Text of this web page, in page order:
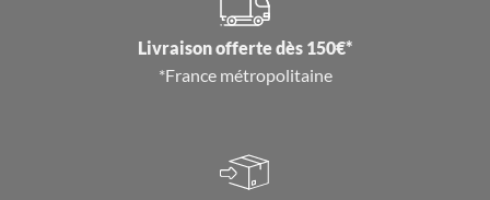
Livraison offerte dès 150€*
*France métropolitaine